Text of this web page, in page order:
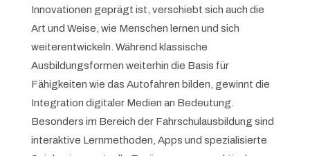
Innovationen geprägt ist, verschiebt sich auch die
Art und Weise, wie Menschen lernen und sich
weiterentwickeln. Während klassische
Ausbildungsformen weiterhin die Basis für
Fähigkeiten wie das Autofahren bilden, gewinnt die
Integration digitaler Medien an Bedeutung.
Besonders im Bereich der Fahrschulausbildung sind
interaktive Lernmethoden, Apps und spezialisierte